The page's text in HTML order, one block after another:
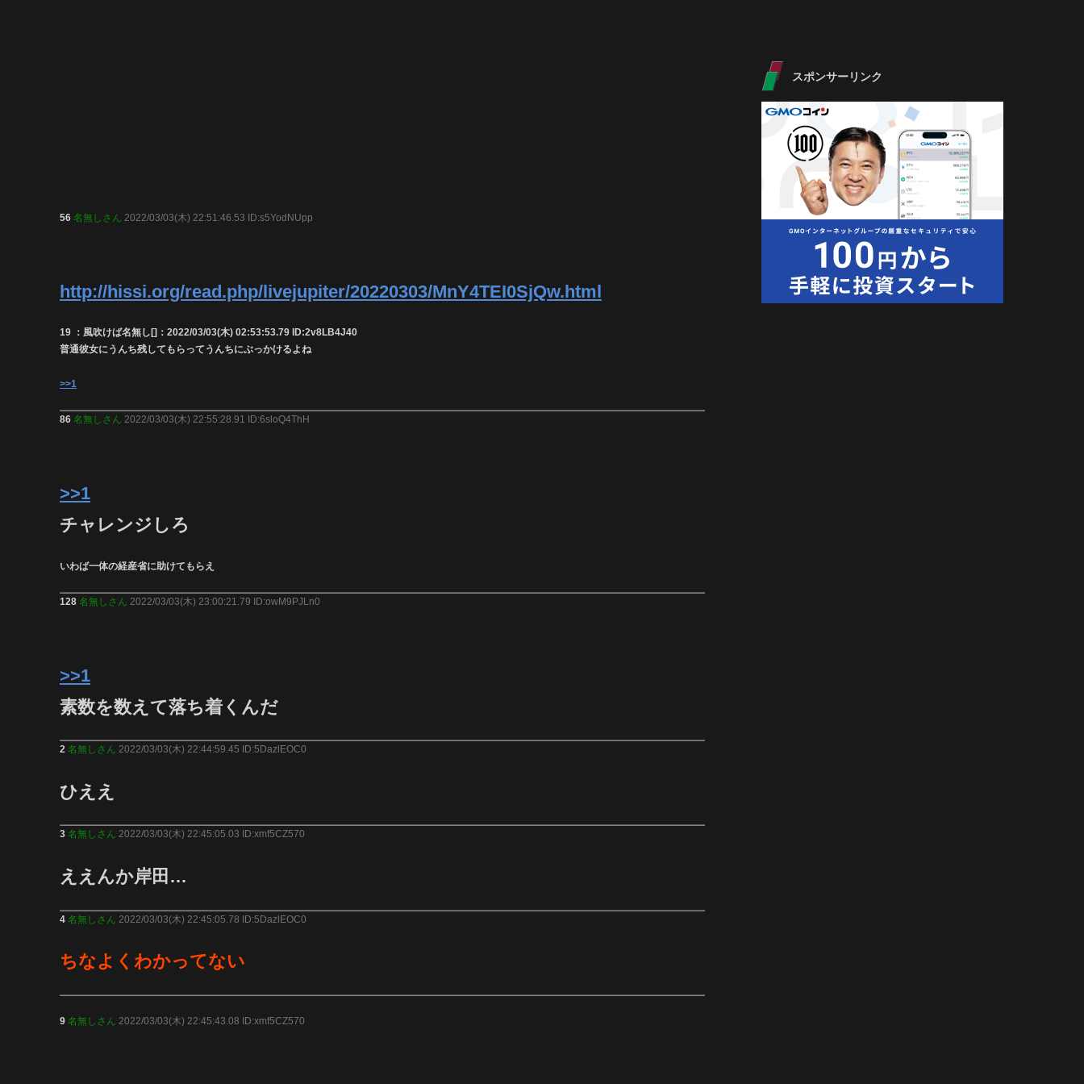
56 名無しさん 2022/03/03(木) 22:51:46.53 ID:s5YodNUpp
http://hissi.org/read.php/livejupiter/20220303/MnY4TEI0SjQw.html
19 ：風吹けば名無し[]：2022/03/03(木) 02:53:53.79 ID:2v8LB4J40
普通彼女にうんち残してもらってうんちにぶっかけるよね
>>1
86 名無しさん 2022/03/03(木) 22:55:28.91 ID:6sloQ4ThH
>>1
チャレンジしろ
いわば一体の経産省に助けてもらえ
128 名無しさん 2022/03/03(木) 23:00:21.79 ID:owM9PJLn0
>>1
素数を数えて落ち着くんだ
2 名無しさん 2022/03/03(木) 22:44:59.45 ID:5DazlEOC0
ひええ
3 名無しさん 2022/03/03(木) 22:45:05.03 ID:xmf5CZ570
ええんか岸田…
4 名無しさん 2022/03/03(木) 22:45:05.78 ID:5DazlEOC0
ちなよくわかってない
9 名無しさん 2022/03/03(木) 22:45:43.08 ID:xmf5CZ570
スポンサーリンク